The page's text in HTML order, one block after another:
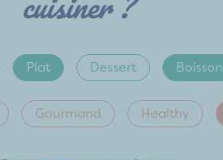
Plat Dessert Boisson
Gourmand Healthy